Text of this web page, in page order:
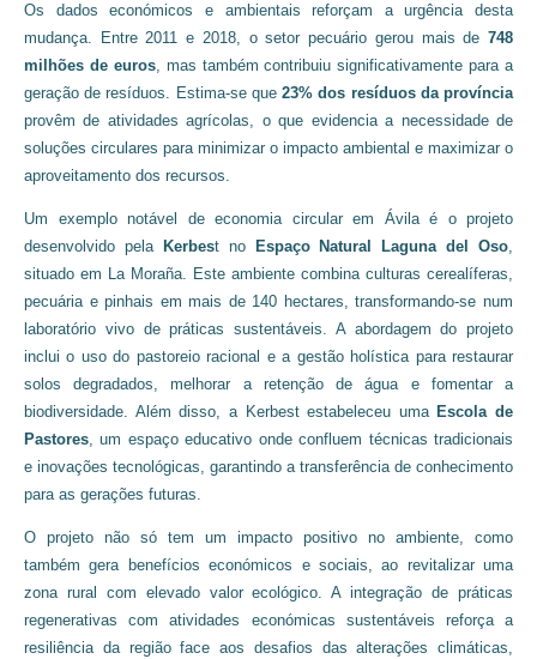
Os dados económicos e ambientais reforçam a urgência desta
mudança. Entre 2011 e 2018, o setor pecuário gerou mais de 748
milhões de euros, mas também contribuiu significativamente para a
geração de resíduos. Estima-se que23% dos resíduos da província
provêm de atividades agrícolas, o que evidencia a necessidade de
soluções circulares para minimizar o impacto ambiental e maximizar o
aproveitamento dos recursos.
Um exemplo notável de economia circular em Ávila é o projeto
desenvolvido pela Kerbest no Espaço Natural Laguna del Oso,
situado em La Moraña. Este ambiente combina culturas cerealíferas,
pecuária e pinhais em mais de 140 hectares, transformando-se num
laboratório vivo de práticas sustentáveis. A abordagem do projeto
inclui o uso do pastoreio racional e a gestão holística para restaurar
solos degradados, melhorar a retenção de água e fomentar a
biodiversidade. Além disso, a Kerbest estabeleceu uma Escola de
Pastores, um espaço educativo onde confluem técnicas tradicionais
e inovações tecnológicas, garantindo a transferência de conhecimento
para as gerações futuras.
O projeto não só tem um impacto positivo no ambiente, como
também gera benefícios económicos e sociais, ao revitalizar uma
zona rural com elevado valor ecológico. A integração de práticas
regenerativas com atividades económicas sustentáveis reforça a
resiliência da região face aos desafios das alterações climáticas,